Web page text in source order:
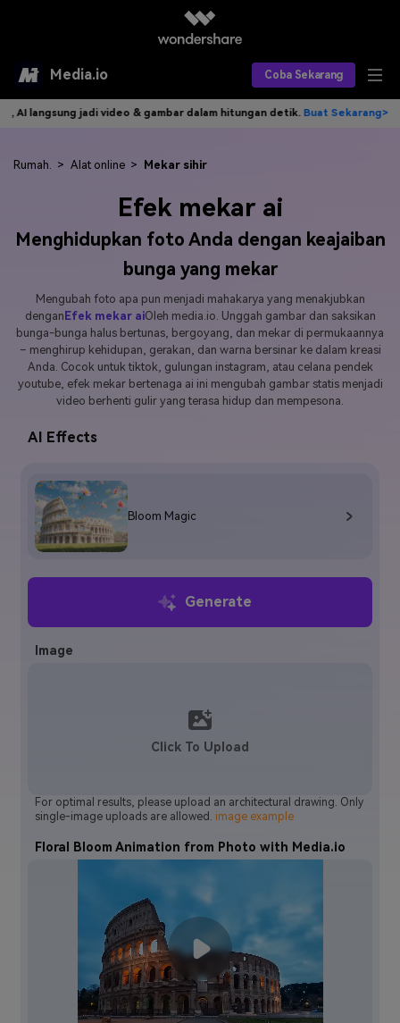
Media.io Coba Sekarang
Alat AI
AI Video
AI Audio
Model AI yang Didukung
Produk AI
Asisten Video AI
Editor Video AI
Editor Audio AI
Find More Solutions >>
Efek Video
Sumber Daya
Panduan Pengguna Apa yang Baru
FAQs
Tips & Tutorial AI
Postingan Terbaru
Veo3
& gambar dalam hitungan detik.Buat Sekarang>> Tulis idemu,
Rumah. > Alat online > Mekar sihir
Efek mekar ai
Menghidupkan foto Anda dengan keajaiban
bunga yang mekar
Mengubah foto apa pun menjadi mahakarya yang menakjubkan
denganEfek mekar aiOleh media.io. Unggah gambar dan saksikan
bunga-bunga halus bertunas, bergoyang, dan mekar di permukaannya
– menghirup kehidupan, gerakan, dan warna bersinar ke dalam kreasi
Anda. Cocok untuk tiktok, gulungan instagram, atau celana pendek
youtube, efek mekar bertenaga ai ini mengubah gambar statis menjadi
video berhenti gulir yang terasa hidup dan mempesona.
AI Effects
Bloom Magic
Generate
Image
Click To Upload
For optimal results, please upload an architectural drawing. Only
single-image uploads are allowed. image example
Floral Bloom Animation from Photo with Media.io